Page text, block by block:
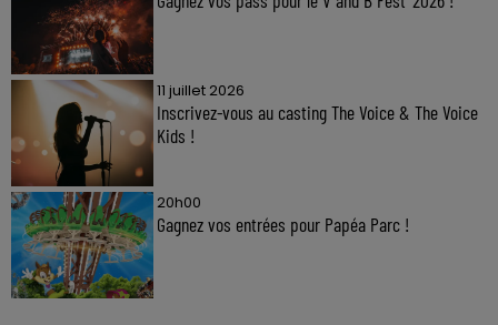
11 juillet 2026
Inscrivez-vous au casting The Voice & The Voice
Kids !
20h00
Gagnez vos entrées pour Papéa Parc !